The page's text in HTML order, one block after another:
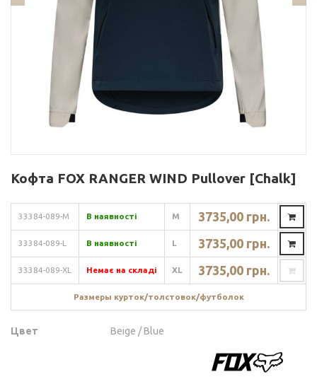
Кофта FOX RANGER WIND Pullover [Chalk]
33384-089-M В наявності M 3735,00 грн.
33384-089-L В наявності L 3735,00 грн.
33384-089-XL Немає на складі XL 3735,00 грн.
Размеры курток/толстовок/футболок
Цвет Beige / Blue